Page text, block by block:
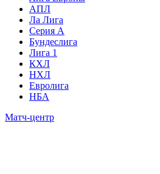
АПЛ
Ла Лига
Серия А
Бундеслига
Лига 1
КХЛ
НХЛ
Евролига
НБА
Матч-центр